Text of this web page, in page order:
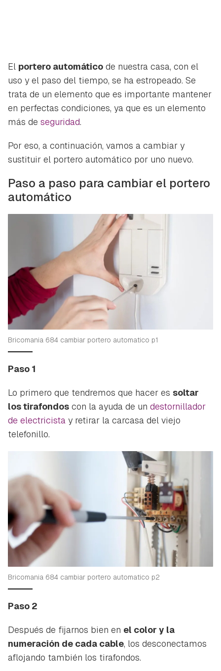
El portero automático de nuestra casa, con el
uso y el paso del tiempo, se ha estropeado. Se
trata de un elemento que es importante mantener
en perfectas condiciones, ya que es un elemento
más de seguridad.
Por eso, a continuación, vamos a cambiar y
sustituir el portero automático por uno nuevo.
Paso a paso para cambiar el portero
automático
Bricomania 684 cambiar portero automatico p1
Paso 1
Lo primero que tendremos que hacer es soltar
los tirafondos con la ayuda de un destornillador
de electricista y retirar la carcasa del viejo
telefonillo.
Bricomania 684 cambiar portero automatico p2
Paso 2
Después de fijarnos bien en el color y la
numeración de cada cable, los desconectamos
aflojando también los tirafondos.